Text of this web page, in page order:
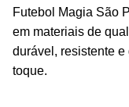
Futebol Magia São
em materiais de
durável, resistente
toque.